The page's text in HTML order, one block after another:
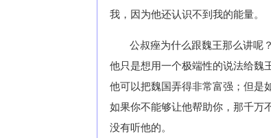
我，因为他还认识不到我的能量。
公叔痤为什么跟魏王那么讲呢
他只是想用一个极端性的说法给魏
他可以把魏国弄得非常富强；但是
如果你不能够让他帮助你，那千万
没有听他的。